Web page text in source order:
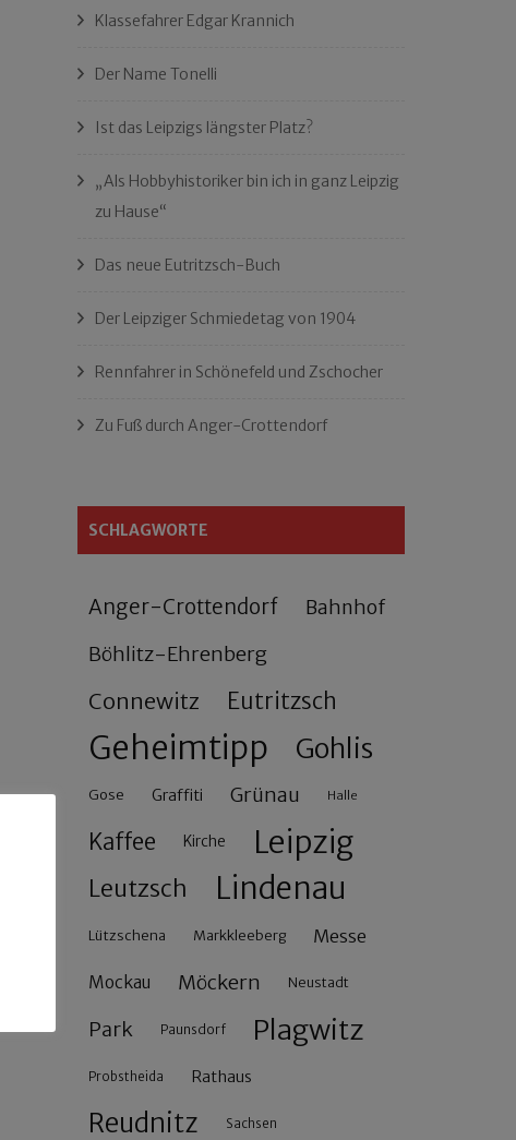
Klassefahrer Edgar Krannich
Der Name Tonelli
Ist das Leipzigs längster Platz?
„Als Hobbyhistoriker bin ich in ganz Leipzig
zu Hause“
Das neue Eutritzsch-Buch
Der Leipziger Schmiedetag von 1904
Rennfahrer in Schönefeld und Zschocher
Zu Fuß durch Anger-Crottendorf
SCHLAGWORTE
Anger-Crottendorf Bahnhof
Böhlitz-Ehrenberg
Connewitz Eutritzsch
Geheimtipp Gohlis
Gose Graffiti Grünau Halle
Kaffee Kirche Leipzig
Leutzsch Lindenau
Lützschena Markkleeberg Messe
Mockau Möckern Neustadt
Park Paunsdorf Plagwitz
Probstheida Rathaus
Reudnitz Sachsen